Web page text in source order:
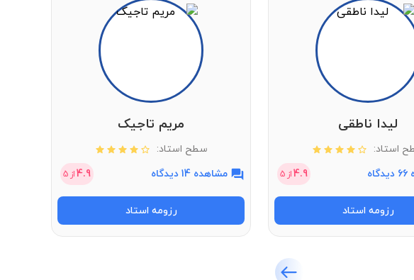
لیدا ناطقی
استاد:
4.9از 5
رزومه استاد
مریم تاجیک
سطح استاد:
مشاهده 14 دیدگاه
4.9از 5
رزومه استاد